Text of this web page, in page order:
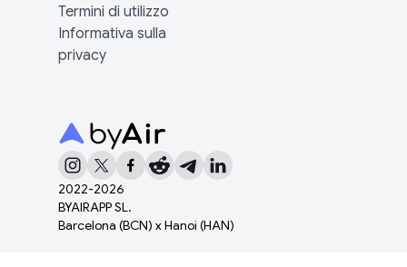
2022-2026
BYAIRAPP SL.
Barcelona (BCN) x Hanoi (HAN)
Termini di utilizzo
Informativa sulla
privacy